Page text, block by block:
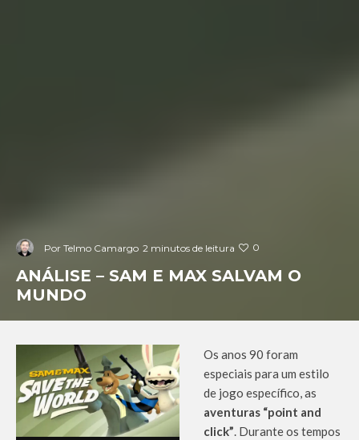
Por Telmo Camargo 2 minutos de leitura 0
ANÁLISE – SAM E MAX SALVAM O
MUNDO
Os anos 90 foram
especiais para um estilo
de jogo específico, as
aventuras “point and
click”. Durante os tempos